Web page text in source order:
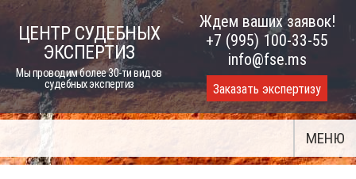
Skip
ЦЕНТР СУДЕБНЫХ
ЭКСПЕРТИЗ
Мы проводим более 30-ти видов
судебных экспертиз
Ждем ваших заявок!
+7 (995) 100-33-55
info@fse.ms
Заказать экспертизу
МЕНЮ